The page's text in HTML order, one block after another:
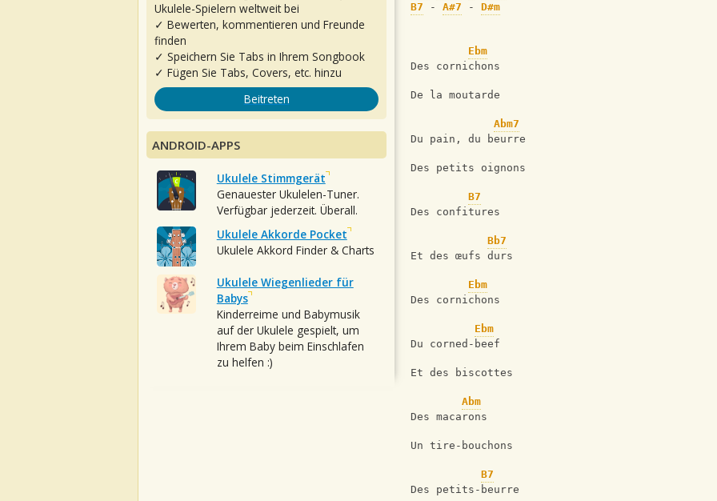
B7 - A#7 - D#m
Ebm
Des cornichons
De la moutarde
Abm7
Du pain, du beurre
Des petits oignons
B7
Des confitures
Bb7
Et des œufs durs
Ebm
Des cornichons
Ebm
Du corned-beef
Et des biscottes
Abm
Des macarons
Un tire-bouchons
B7
Des petits-beurre
Ukulele-Spielern weltweit bei
✓ Bewerten, kommentieren und Freunde
finden
✓ Speichern Sie Tabs in Ihrem Songbook
✓ Fügen Sie Tabs, Covers, etc. hinzu
Beitreten
ANDROID-APPS
Ukulele Stimmgerät
Genauester Ukulelen-Tuner.
Verfügbar jederzeit. Überall.
Ukulele Akkorde Pocket
Ukulele Akkord Finder & Charts
Ukulele Wiegenlieder für
Babys
Kinderreime und Babymusik
auf der Ukulele gespielt, um
Ihrem Baby beim Einschlafen
zu helfen :)